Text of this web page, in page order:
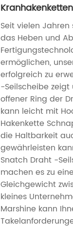
Seit vielen
das Heben und
ermöglichen,
erfolgreich zu
-Seilscheibe
offener Ring der
kann leicht mit
Hakenkette
die Haltbarkeit
gewährleisten
Snatch Draht -
machen es zu
Gleichgewicht
kleines
Marshine kann